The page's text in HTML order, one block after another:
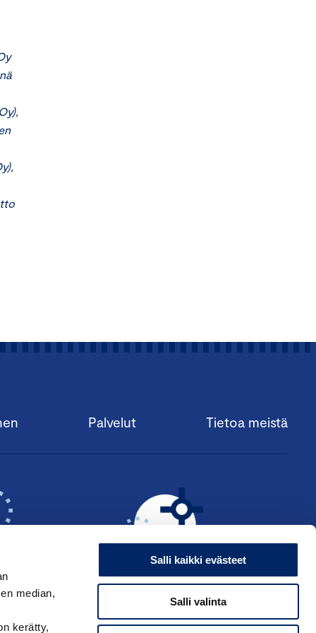
median,
kerätty,
Salli kaikki evästeet
Salli valinta
Palvelut Tietoa meistä
› HAE ANSIOMERKKIÄ ›